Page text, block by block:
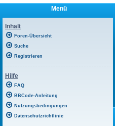
Menü
Inhalt
Foren-Übersicht
Suche
Registrieren
Hilfe
FAQ
BBCode-Anleitung
Nutzungsbedingungen
Datenschutzrichtlinie